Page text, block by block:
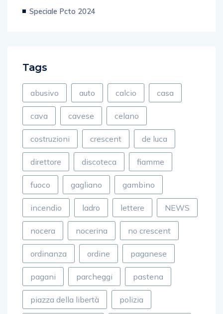
Speciale Pcto 2024
Tags
abusivo auto calcio casa
cava cavese celano
costruzioni crescent de luca
direttore discoteca fiamme
fuoco gagliano gambino
incendio ladro lettere NEWS
nocera nocerina no crescent
ordinanza ordine paganese
pagani parcheggi pastena
piazza della libertà polizia